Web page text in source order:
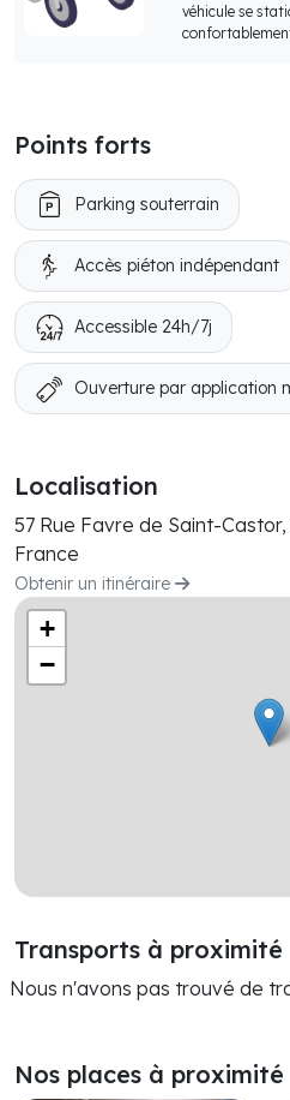
véhicule se
Points forts
Parking souterrain
Accès piéton indépendant
Accessible 24h/7j
Ouverture par application
Localisation
57 Rue Favre de Saint-
France
Obtenir un itinéraire
+
−
Transports à proximité
Nous n'avons pas trouvé de
Nos places à proximité